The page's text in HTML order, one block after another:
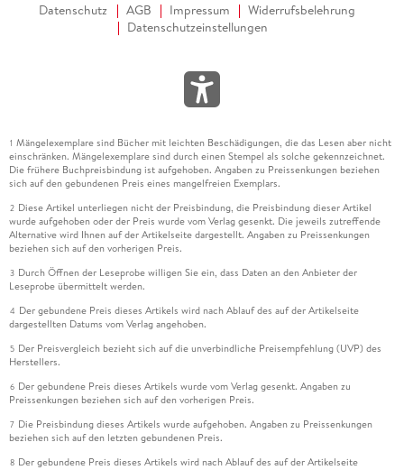
Datenschutz AGB Impressum
Widerrufsbelehrung
Datenschutzeinstellungen
1 Mängelexemplare sind Bücher mit leichten Beschädigungen, die das Lesen aber nicht
einschränken. Mängelexemplare sind durch einen Stempel als solche gekennzeichnet.
Die frühere Buchpreisbindung ist aufgehoben. Angaben zu Preissenkungen beziehen
sich auf den gebundenen Preis eines mangelfreien Exemplars.
2 Diese Artikel unterliegen nicht der Preisbindung, die Preisbindung dieser Artikel
wurde aufgehoben oder der Preis wurde vom Verlag gesenkt. Die jeweils zutreffende
Alternative wird Ihnen auf der Artikelseite dargestellt. Angaben zu Preissenkungen
beziehen sich auf den vorherigen Preis.
3 Durch Öffnen der Leseprobe willigen Sie ein, dass Daten an den Anbieter der
Leseprobe übermittelt werden.
4 Der gebundene Preis dieses Artikels wird nach Ablauf des auf der Artikelseite
dargestellten Datums vom Verlag angehoben.
5 Der Preisvergleich bezieht sich auf die unverbindliche Preisempfehlung (UVP) des
Herstellers.
6 Der gebundene Preis dieses Artikels wurde vom Verlag gesenkt. Angaben zu
Preissenkungen beziehen sich auf den vorherigen Preis.
7 Die Preisbindung dieses Artikels wurde aufgehoben. Angaben zu Preissenkungen
beziehen sich auf den letzten gebundenen Preis.
8 Der gebundene Preis dieses Artikels wird nach Ablauf des auf der Artikelseite